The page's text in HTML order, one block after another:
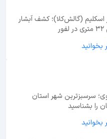
اسکلیم (گالش‌کلا)؛ کشف آبشار
بخوانید
سرسبزترین شهر استان
را بشناسید
بخوانید